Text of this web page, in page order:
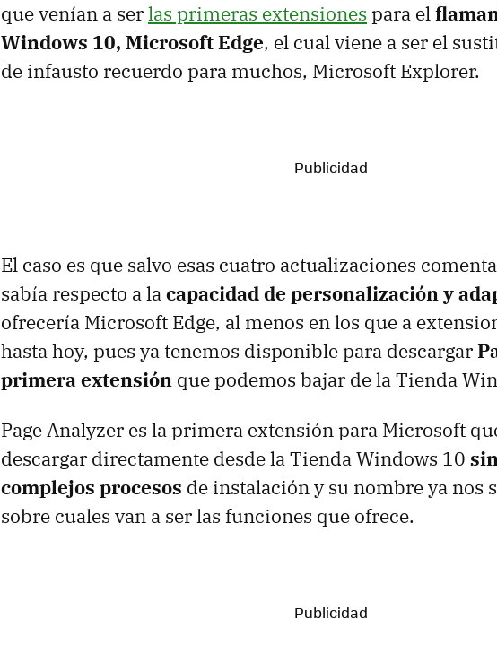
que venían a serlas primeras extensiones para el
Windows 10, Microsoft Edge, el cual viene a ser el
de infausto recuerdo para muchos, Microsoft Explorer.
El caso es que salvo esas cuatro actualizaciones
sabía respecto a lacapacidad de personalización y
ofrecería Microsoft Edge, al menos en los que a
hasta hoy, pues ya tenemos disponible para descargar
primera extensión que podemos bajar de la Tienda
Page Analyzer es la primera extensión para Microsoft
descargar directamente desde la Tienda Windows 10
complejos procesos de instalación y su nombre ya nos
sobre cuales van a ser las funciones que ofrece.